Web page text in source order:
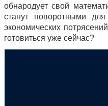
обнародует свой
станут поворотными
экономических
готовиться уже сейчас?